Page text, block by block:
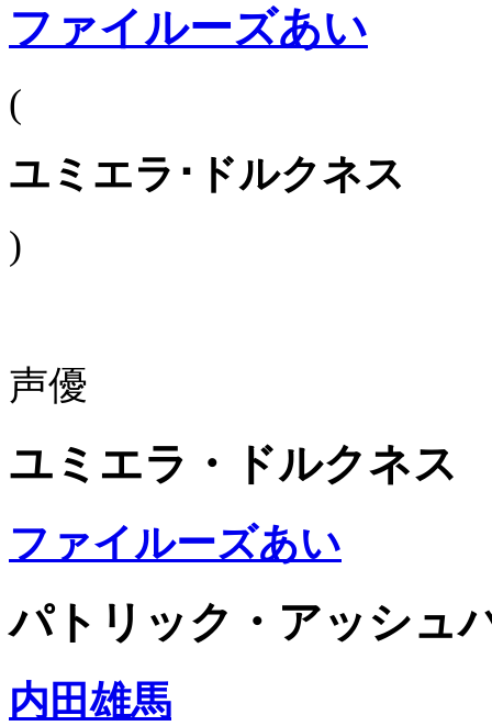
ファイルーズあい
(
ユミエラ･ドルクネス
)
声優
ユミエラ・ドルクネス
ファイルーズあい
パトリック・アッシュ
内田雄馬